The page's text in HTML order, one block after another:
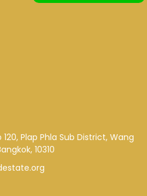
120, Plap Phla Sub District, Wang
10310